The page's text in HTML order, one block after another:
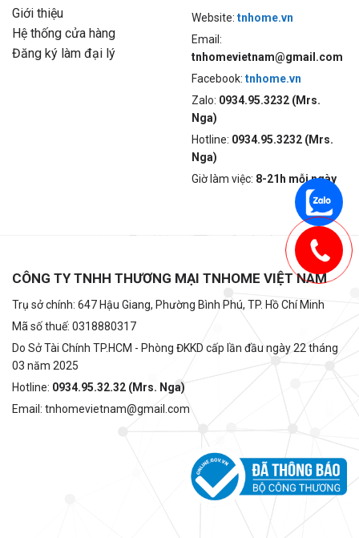
Giới thiệu
Hệ thống cửa hàng
Đăng ký làm đại lý
Website: tnhome.vn
Email:
tnhomevietnam@gmail.com
Facebook: tnhome.vn
Zalo: 0934.95.3232 (Mrs.
Nga)
Hotline: 0934.95.3232 (Mrs.
Nga)
Giờ làm việc: 8-21h mỗi ngày
CÔNG TY TNHH THƯƠNG MẠI TNHOME VIỆT NAM
Trụ sở chính: 647 Hậu Giang, Phường Bình Phú, TP. Hồ Chí Minh
Mã số thuế: 0318880317
Do Sở Tài Chính TP.HCM - Phòng ĐKKD cấp lần đầu ngày 22 tháng
03 năm 2025
Hotline: 0934.95.32.32 (Mrs. Nga)
Email: tnhomevietnam@gmail.com